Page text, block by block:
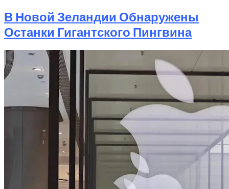
В Новой Зеландии Обнаружены
Останки Гигантского Пингвина